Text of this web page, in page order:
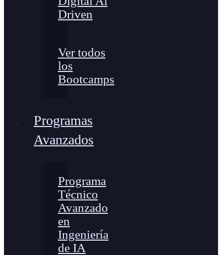
Driven
Ver todos
los
Bootcamps
Programas
Avanzados
Programa
Técnico
Avanzado
en
Ingeniería
de IA